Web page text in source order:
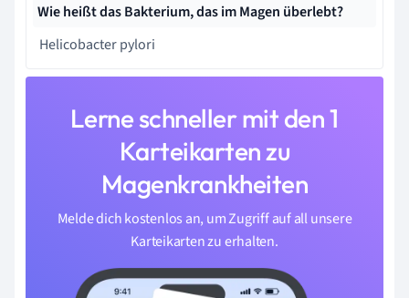
Wie heißt das Bakterium, das im Magen überlebt?
Helicobacter pylori
Lerne schneller mit den 1
Karteikarten zu
Magenkrankheiten
Melde dich kostenlos an, um Zugriff auf all unsere
Karteikarten zu erhalten.